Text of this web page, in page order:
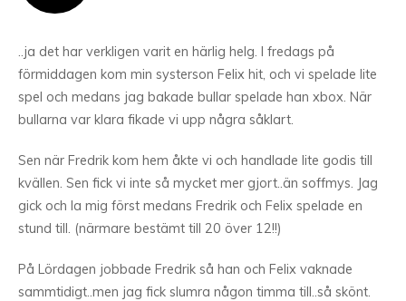
..ja det har verkligen varit en härlig helg. I fredags på
förmiddagen kom min systerson Felix hit, och vi spelade lite
spel och medans jag bakade bullar spelade han xbox. När
bullarna var klara fikade vi upp några såklart.
Sen när Fredrik kom hem åkte vi och handlade lite godis till
kvällen. Sen fick vi inte så mycket mer gjort..än soffmys. Jag
gick och la mig först medans Fredrik och Felix spelade en
stund till. (närmare bestämt till 20 över 12!!)
På Lördagen jobbade Fredrik så han och Felix vaknade
sammtidigt..men jag fick slumra någon timma till..så skönt.